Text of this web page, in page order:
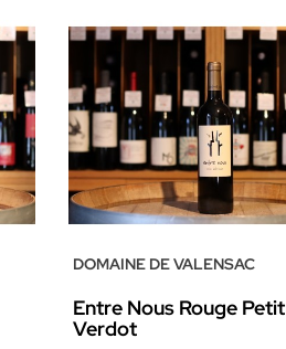
DOMAINE DE VALENSAC
Entre Nous Rouge Petit
Verdot